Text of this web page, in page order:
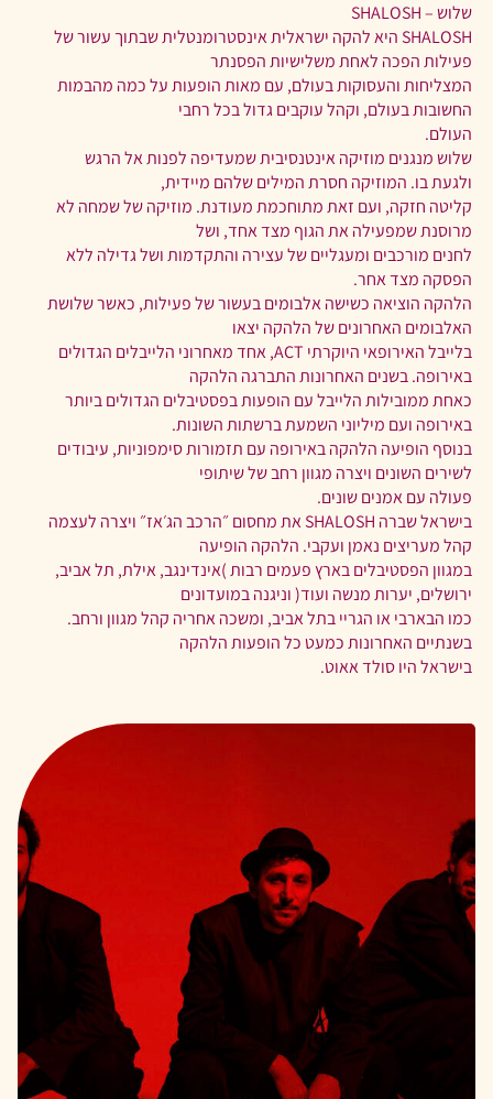
שלוש – SHALOSH
SHALOSH היא להקה ישראלית אינסטרומנטלית שבתוך עשור של
פעילות הפכה לאחת משלישיות הפסנתר
המצליחות והעסוקות בעולם, עם מאות הופעות על כמה מהבמות
החשובות בעולם, וקהל עוקבים גדול בכל רחבי
העולם.
שלוש מנגנים מוזיקה אינטנסיבית שמעדיפה לפנות אל הרגש
ולגעת בו. המוזיקה חסרת המילים שלהם מיידית,
קליטה חזקה, ועם זאת מתוחכמת מעודנת. מוזיקה של שמחה לא
מרוסנת שמפעילה את הגוף מצד אחד, ושל
לחנים מורכבים ומעגליים של עצירה והתקדמות ושל גדילה ללא
הפסקה מצד אחר.
הלהקה הוציאה כשישה אלבומים בעשור של פעילות, כאשר שלושת
האלבומים האחרונים של הלהקה יצאו
בלייבל האירופאי היוקרתי ACT, אחד מאחרוני הלייבלים הגדולים
באירופה. בשנים האחרונות התברגה הלהקה
כאחת ממובילות הלייבל עם הופעות בפסטיבלים הגדולים ביותר
באירופה ועם מיליוני השמעת ברשתות השונות.
בנוסף הופיעה הלהקה באירופה עם תזמורות סימפוניות, עיבודים
לשירים השונים ויצרה מגוון רחב של שיתופי
פעולה עם אמנים שונים.
בישראל שברה SHALOSH את מחסום ״הרכב הג׳אז״ ויצרה לעצמה
קהל מעריצים נאמן ועקבי. הלהקה הופיעה
במגוון הפסטיבלים בארץ פעמים רבות )אינדינגב, אילת, תל אביב,
ירושלים, יערות מנשה ועוד( וניגנה במועדונים
כמו הבארבי או הגריי בתל אביב, ומשכה אחריה קהל מגוון ורחב.
בשנתיים האחרונות כמעט כל הופעות הלהקה
בישראל היו סולד אאוט.